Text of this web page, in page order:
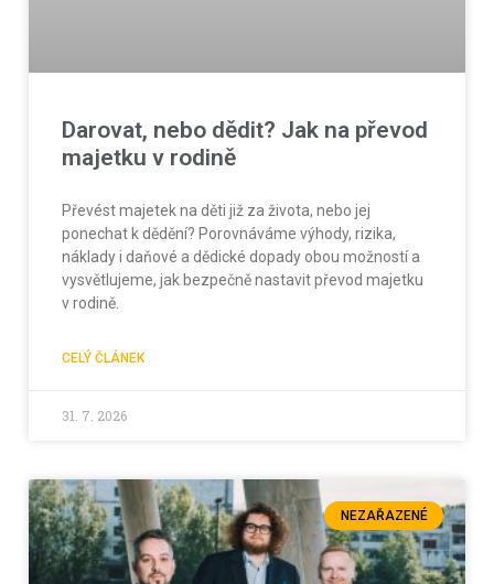
Darovat, nebo dědit? Jak na převod
majetku v rodině
Převést majetek na děti již za života, nebo jej
ponechat k dědění? Porovnáváme výhody, rizika,
náklady i daňové a dědické dopady obou možností a
vysvětlujeme, jak bezpečně nastavit převod majetku
v rodině.
CELÝ ČLÁNEK
31. 7. 2026
NEZAŘAZENÉ